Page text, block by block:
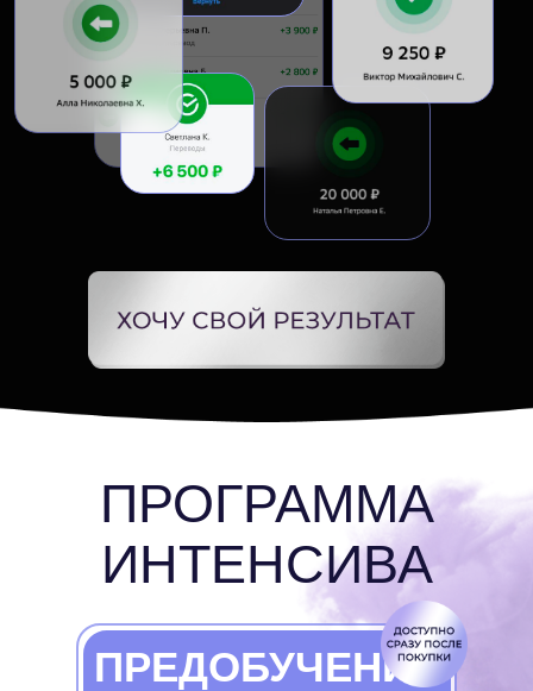
ПРОГРАММА
ИНТЕНСИВА
ПРЕДОБУЧЕНИЕ